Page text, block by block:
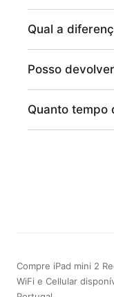
Qual a
Posso
Quanto tempo
Compre iPad mini 2
WiFi e Cellular